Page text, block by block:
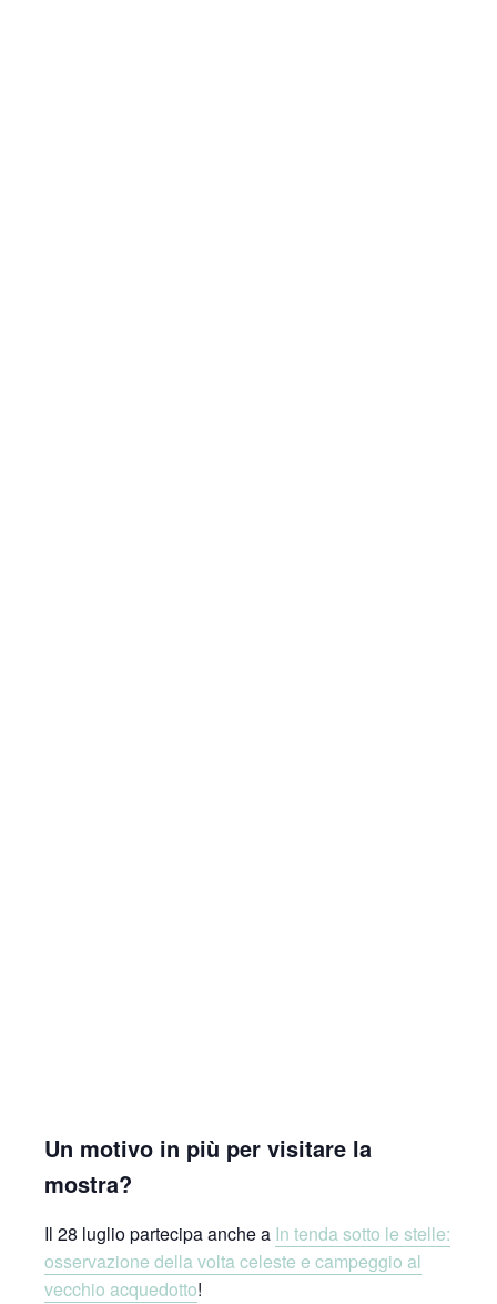
Un motivo in più per visitare la
mostra?
Il 28 luglio partecipa anche a In tenda sotto le stelle:
osservazione della volta celeste e campeggio al
vecchio acquedotto!